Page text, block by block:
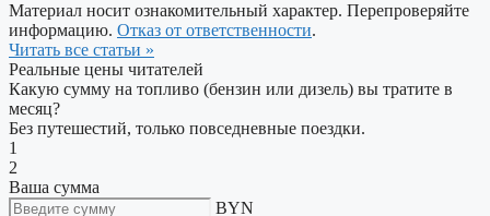
Материал носит ознакомительный характер. Перепроверяйте
информацию. Отказ от ответственности.
Читать все статьи »
Реальные цены читателей
Какую сумму на топливо (бензин или дизель) вы тратите в
месяц?
Без путешестий, только повседневные поездки.
1
2
Ваша сумма
BYN